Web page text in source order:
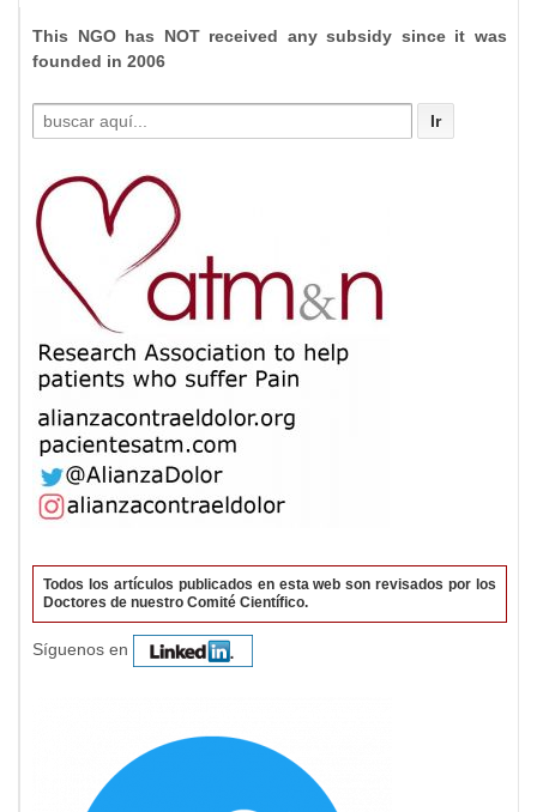
This NGO has NOT received any subsidy since it was
founded in 2006
Buscar
por:
Todos los artículos publicados en esta web son revisados por los
Doctores de nuestro Comité Científico.
Síguenos en